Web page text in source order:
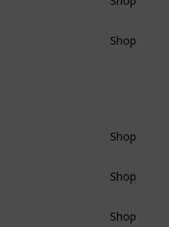
Shop
Shop
Shop
Shop